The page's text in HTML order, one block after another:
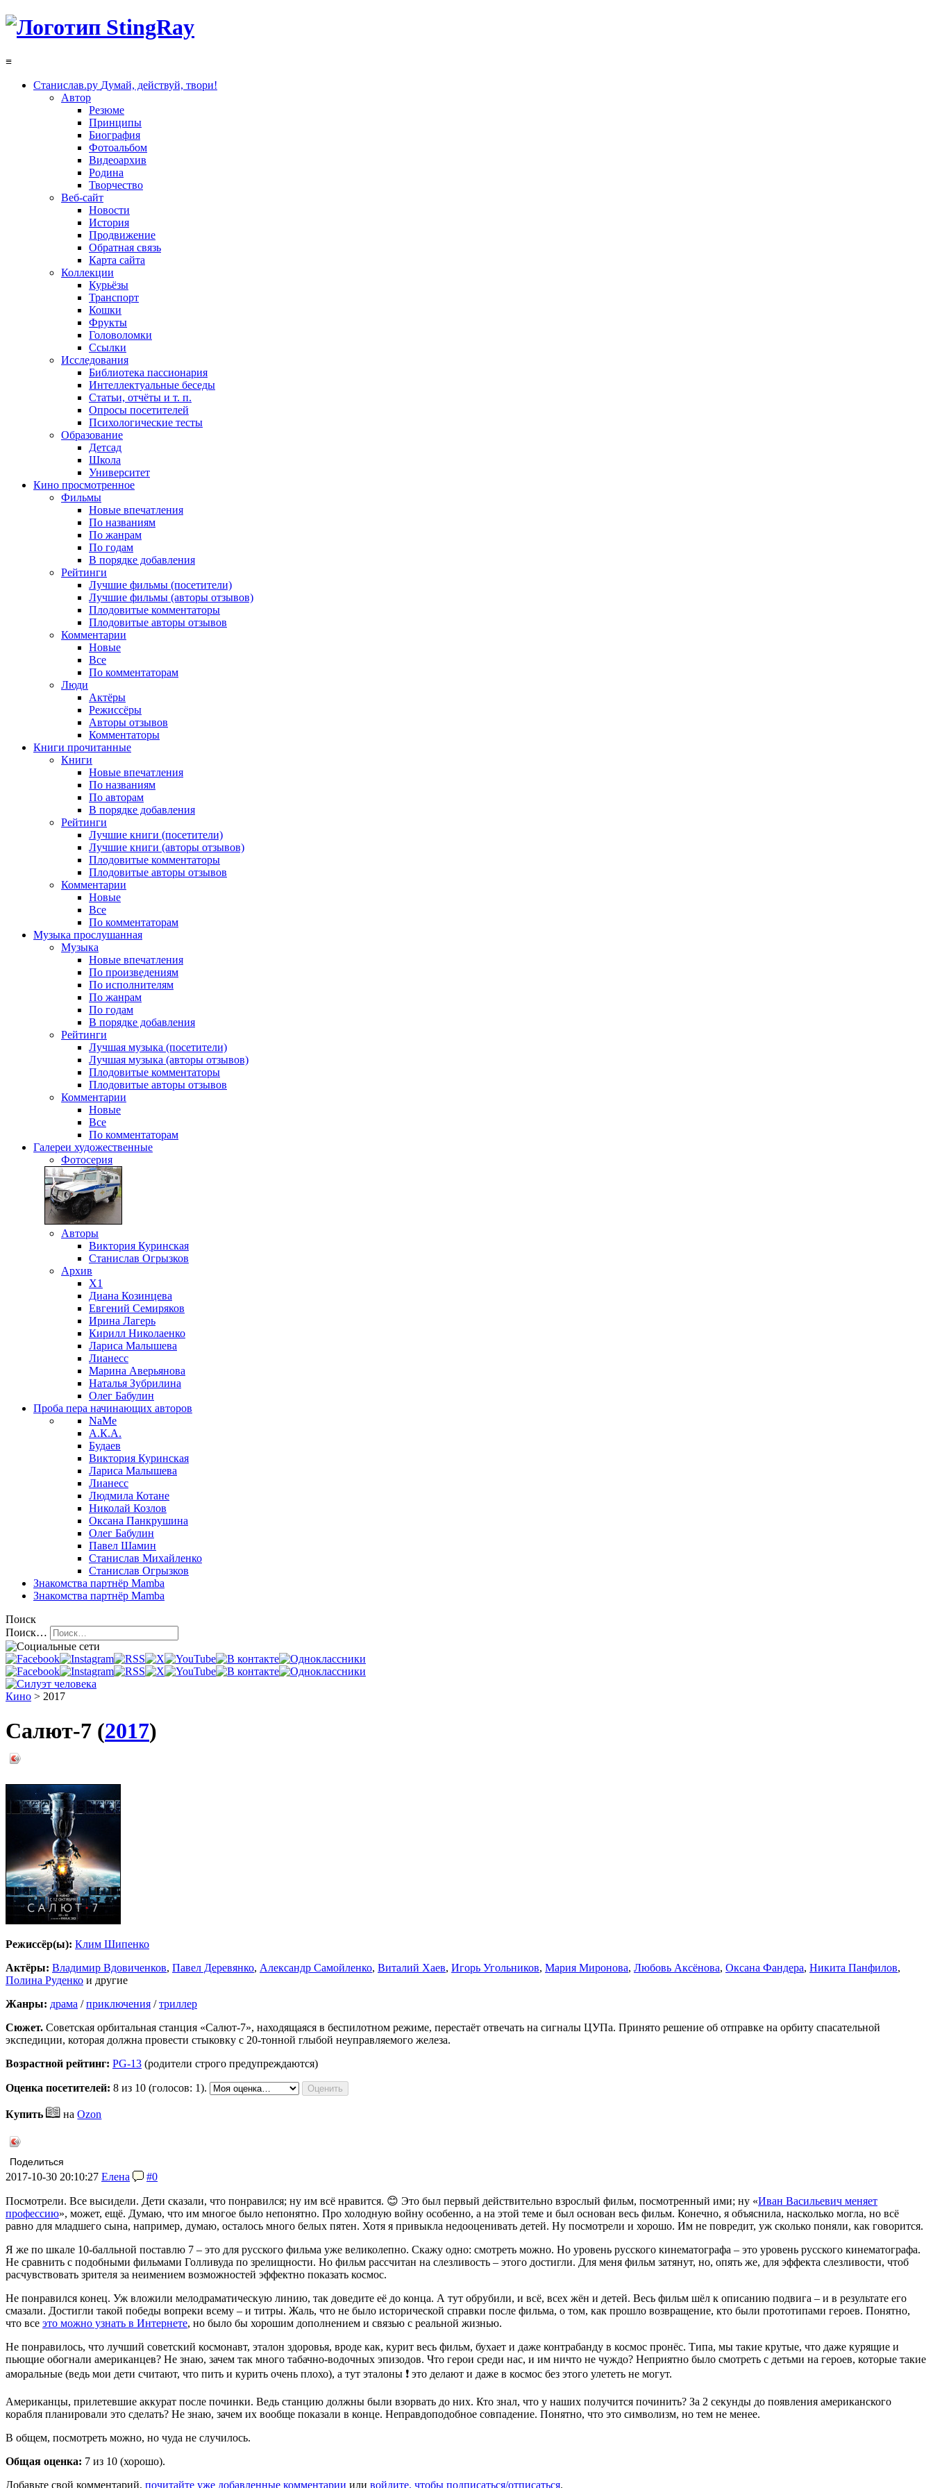
≡
Станислав.ру Думай, действуй, твори!
Автор
Резюме
Принципы
Биография
Фотоальбом
Видеоархив
Родина
Творчество
Веб-сайт
Новости
История
Продвижение
Обратная связь
Карта сайта
Коллекции
Курьёзы
Транспорт
Кошки
Фрукты
Головоломки
Ссылки
Исследования
Библиотека пассионария
Интеллектуальные беседы
Статьи, отчёты и т. п.
Опросы посетителей
Психологические тесты
Образование
Детсад
Школа
Университет
Кино просмотренное
Фильмы
Новые впечатления
По названиям
По жанрам
По годам
В порядке добавления
Рейтинги
Лучшие фильмы (посетители)
Лучшие фильмы (авторы отзывов)
Плодовитые комментаторы
Плодовитые авторы отзывов
Комментарии
Новые
Все
По комментаторам
Люди
Актёры
Режиссёры
Авторы отзывов
Комментаторы
Книги прочитанные
Книги
Новые впечатления
По названиям
По авторам
В порядке добавления
Рейтинги
Лучшие книги (посетители)
Лучшие книги (авторы отзывов)
Плодовитые комментаторы
Плодовитые авторы отзывов
Комментарии
Новые
Все
По комментаторам
Музыка прослушанная
Музыка
Новые впечатления
По произведениям
По исполнителям
По жанрам
По годам
В порядке добавления
Рейтинги
Лучшая музыка (посетители)
Лучшая музыка (авторы отзывов)
Плодовитые комментаторы
Плодовитые авторы отзывов
Комментарии
Новые
Все
По комментаторам
Галереи художественные
Фотосерия
Авторы
Виктория Куринская
Станислав Огрызков
Архив
X1
Диана Козинцева
Евгений Семиряков
Ирина Лагерь
Кирилл Николаенко
Лариса Малышева
Лианесс
Марина Аверьянова
Наталья Зубрилина
Олег Бабулин
Проба пера начинающих авторов
NaMe
А.К.А.
Будаев
Виктория Куринская
Лариса Малышева
Лианесс
Людмила Котане
Николай Козлов
Оксана Панкрушина
Олег Бабулин
Павел Шамин
Станислав Михайленко
Станислав Огрызков
Знакомства партнёр Mamba
Знакомства партнёр Mamba
Поиск
Поиск…
Кино > 2017
Салют-7 (2017)
Режиссёр(ы): Клим Шипенко
Актёры: Владимир Вдовиченков, Павел Деревянко, Александр Самойленко, Виталий Хаев, Игорь Угольников, Мария Миронова, Любовь Аксёнова, Оксана Фандера, Никита Панфилов,
Полина Руденко и другие
Жанры: драма /приключения /триллер
Сюжет. Советская орбитальная станция «Салют-7», находящаяся в беспилотном режиме, перестаёт отвечать на сигналы ЦУПа. Принято решение об отправке на орбиту спасательной
экспедиции, которая должна провести стыковку с 20-тонной глыбой неуправляемого железа.
Возрастной рейтинг: PG-13 (родители строго предупреждаются)
Оценка посетителей: 8 из 10 (голосов: 1).
Купить наOzon
Поделиться
2017-10-30 20:10:27 Елена #0
Посмотрели. Все высидели. Дети сказали, что понравился; ну им всё нравится. 😊 Это был первый действительно взрослый фильм, посмотренный ими; ну «Иван Васильевич меняет
профессию», может, ещё. Думаю, что им многое было непонятно. Про холодную войну особенно, а на этой теме и был основан весь фильм. Конечно, я объяснила, насколько могла, но всё
равно для младшего сына, например, думаю, осталось много белых пятен. Хотя я привыкла недооценивать детей. Ну посмотрели и хорошо. Им не повредит, уж сколько поняли, как говорится.
Я же по шкале 10-балльной поставлю 7 – это для русского фильма уже великолепно. Скажу одно: смотреть можно. Но уровень русского кинематографа – это уровень русского кинематографа.
Не сравнить с подобными фильмами Голливуда по зрелищности. Но фильм рассчитан на слезливость – этого достигли. Для меня фильм затянут, но, опять же, для эффекта слезливости, чтоб
расчувствовать зрителя за неимением возможностей эффектно показать космос.
Не понравился конец. Уж вложили мелодраматическую линию, так доведите её до конца. А тут обрубили, и всё, всех жён и детей. Весь фильм шёл к описанию подвига – и в результате его
смазали. Достигли такой победы вопреки всему – и титры. Жаль, что не было исторической справки после фильма, о том, как прошло возвращение, кто были прототипами героев. Понятно,
что все это можно узнать в Интернете, но было бы хорошим дополнением и связью с реальной жизнью.
Не понравилось, что лучший советский космонавт, эталон здоровья, вроде как, курит весь фильм, бухает и даже контрабанду в космос пронёс. Типа, мы такие крутые, что даже курящие и
пьющие обогнали американцев? Не знаю, зачем так много табачно-водочных эпизодов. Что герои среди нас, и им ничто не чуждо? Неприятно было смотреть с детьми на героев, которые такие
аморальные (ведь мои дети считают, что пить и курить очень плохо), а тут эталоны ❗️ это делают и даже в космос без этого улететь не могут.
Американцы, прилетевшие аккурат после починки. Ведь станцию должны были взорвать до них. Кто знал, что у наших получится починить? За 2 секунды до появления американского
корабля планировали это сделать? Не знаю, зачем их вообще показали в конце. Неправдоподобное совпадение. Понятно, что это символизм, но тем не менее.
В общем, посмотреть можно, но чуда не случилось.
Общая оценка: 7 из 10 (хорошо).
Добавьте свой комментарий, почитайте уже добавленные комментарии или войдите, чтобы подписаться/отписаться.